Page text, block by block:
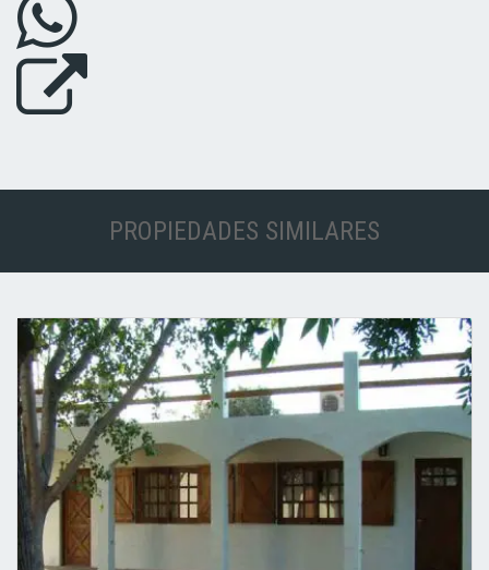
PROPIEDADES SIMILARES